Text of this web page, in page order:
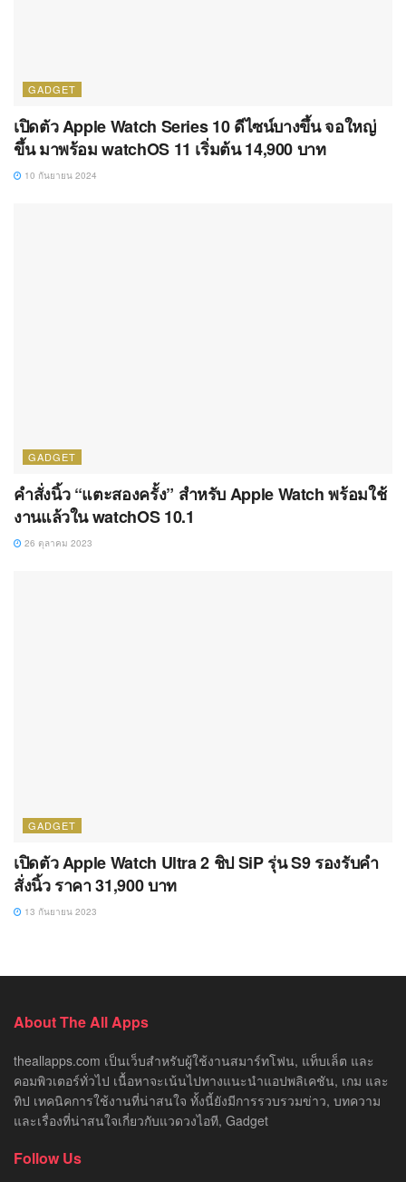
GADGET
เปิดตัว Apple Watch Series 10 ดีไซน์บางขึ้น จอใหญ่
ขึ้น มาพร้อม watchOS 11 เริ่มต้น 14,900 บาท
10 กันยายน 2024
GADGET
คำสั่งนิ้ว “แตะสองครั้ง” สำหรับ Apple Watch พร้อมใช้
งานแล้วใน watchOS 10.1
26 ตุลาคม 2023
GADGET
เปิดตัว Apple Watch Ultra 2 ชิป SiP รุ่น S9 รองรับคำ
สั่งนิ้ว ราคา 31,900 บาท
13 กันยายน 2023
About The All Apps
theallapps.com เป็นเว็บสำหรับผู้ใช้งานสมาร์ทโฟน, แท็บเล็ต และ
คอมพิวเตอร์ทั่วไป เนื้อหาจะเน้นไปทางแนะนำแอปพลิเคชัน, เกม และ
ทิป เทคนิคการใช้งานที่น่าสนใจ ทั้งนี้ยังมีการรวบรวมข่าว, บทความ
และเรื่องที่น่าสนใจเกี่ยวกับแวดวงไอที, Gadget
Follow Us